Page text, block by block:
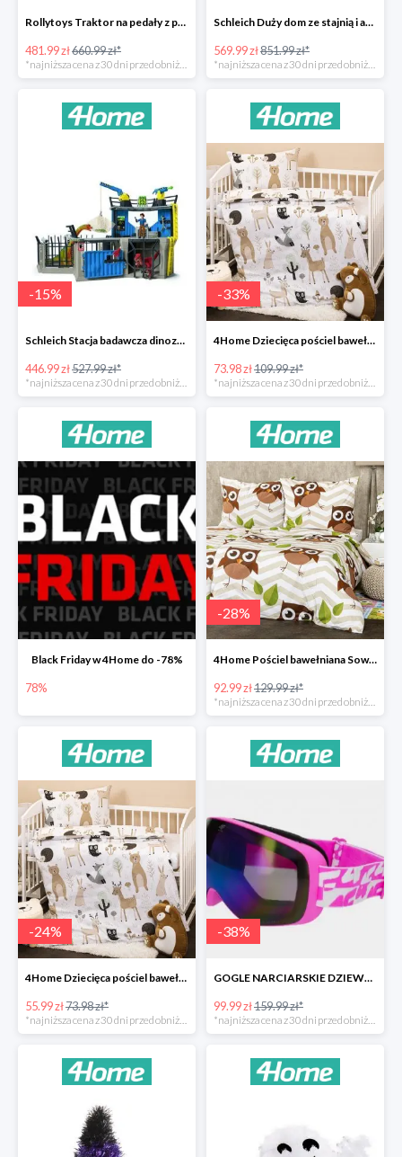
Rollytoys Traktor na pedały z przyczepą Farm Rolly Junior -27%
481.99 zł660.99 zł*
Schleich Duży dom ze stajnią i akcesoriami -33%
569.99 zł851.99 zł*
-15%
Schleich Stacja badawcza dinozaurów -15%
446.99 zł527.99 zł*
*najniższa cena z 30 dni przed obniżką
-33%
4Home Dziecięca pościel bawełniana do łóżeczka Nordic Friends -33%
73.98 zł109.99 zł*
*najniższa cena z 30 dni przed obniżką
Black Friday w 4Home do -78%
78%
-28%
4Home Pościel bawełniana Sowy -28%
92.99 zł129.99 zł*
-24%
4Home Dziecięca pościel bawełniana do łóżeczka Nordic Friends -24%
55.99 zł73.98 zł*
-38%
GOGLE NARCIARSKIE DZIEWCZĘCE -37%
99.99 zł159.99 zł*